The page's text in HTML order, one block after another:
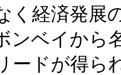
く経済発展
ンベイから
ードが得ら